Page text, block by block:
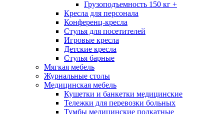
Грузоподъемность 150 кг +
Кресла для персонала
Конференц-кресла
Стулья для посетителей
Игровые кресла
Детские кресла
Стулья барные
Мягкая мебель
Журнальные столы
Медицинская мебель
Кушетки и банкетки медицинские
Тележки для перевозки больных
Тумбы медицинские подкатные